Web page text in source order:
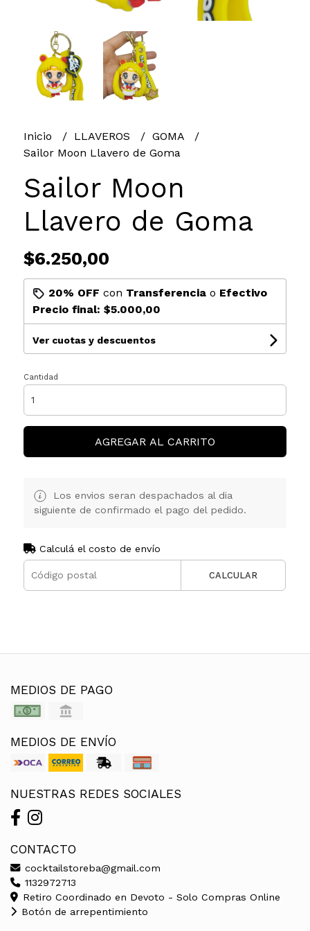
Inicio LLAVEROS
GOMA
Sailor Moon Llavero de Goma
Sailor Moon
Llavero de Goma
$6.250,00
20% OFF con Transferenciao Efectivo
Precio final: $5.000,00
Ver cuotas y descuentos
Cantidad
AGREGAR AL CARRITO
Los envios seran despachados al dia
siguiente de confirmado el pago del pedido.
Calculá el costo de envío
CALCULAR
MEDIOS DE PAGO
MEDIOS DE ENVÍO
NUESTRAS REDES SOCIALES
CONTACTO
cocktailstoreba@gmail.com
1132972713
Retiro Coordinado en Devoto - Solo Compras Online
Botón de arrepentimiento